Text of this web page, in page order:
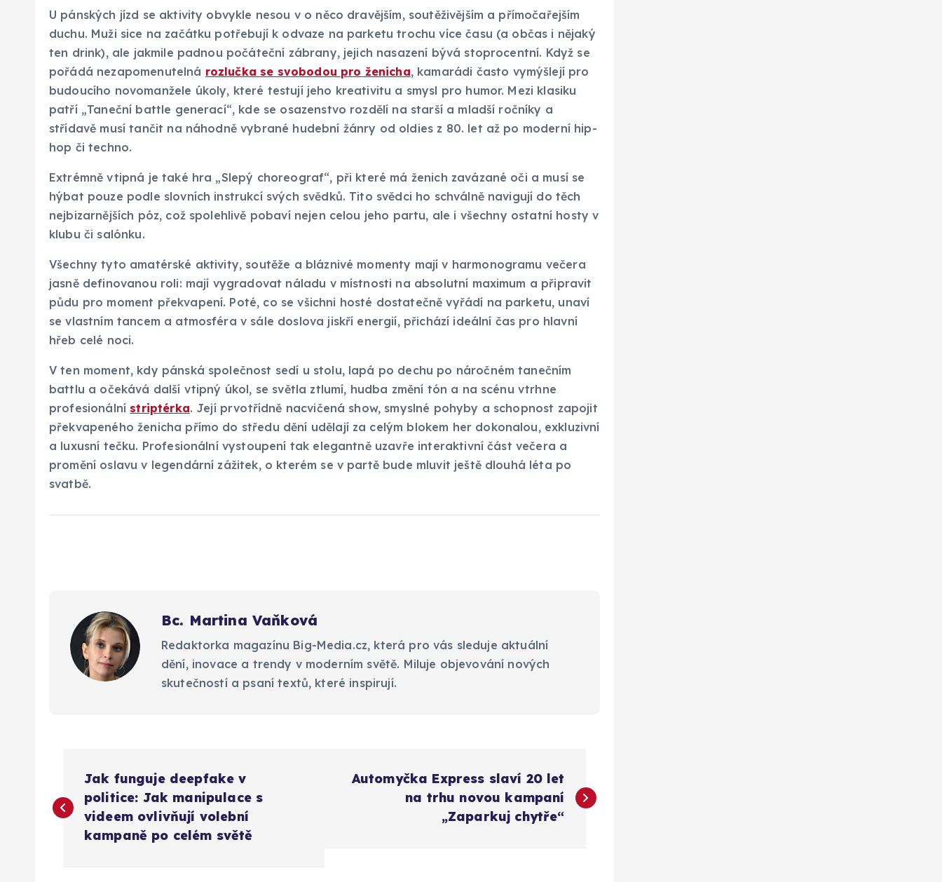
U pánských jízd se aktivity obvykle nesou v o něco dravějším, soutěživějším a přímočařejším
duchu. Muži sice na začátku potřebují k odvaze na parketu trochu více času (a občas i nějaký
ten drink), ale jakmile padnou počáteční zábrany, jejich nasazení bývá stoprocentní. Když se
pořádá nezapomenutelná rozlučka se svobodou pro ženicha, kamarádi často vymýšlejí pro
budoucího novomanžele úkoly, které testují jeho kreativitu a smysl pro humor. Mezi klasiku
patří „Taneční battle generací“, kde se osazenstvo rozdělí na starší a mladší ročníky a
střídavě musí tančit na náhodně vybrané hudební žánry od oldies z 80. let až po moderní hip-
hop či techno.
Extrémně vtipná je také hra „Slepý choreograf“, při které má ženich zavázané oči a musí se
hýbat pouze podle slovních instrukcí svých svědků. Tito svědci ho schválně navigují do těch
nejbizarnějších póz, což spolehlivě pobaví nejen celou jeho partu, ale i všechny ostatní hosty v
klubu či salónku.
Všechny tyto amatérské aktivity, soutěže a bláznivé momenty mají v harmonogramu večera
jasně definovanou roli: mají vygradovat náladu v místnosti na absolutní maximum a připravit
půdu pro moment překvapení. Poté, co se všichni hosté dostatečně vyřádí na parketu, unaví
se vlastním tancem a atmosféra v sále doslova jiskří energií, přichází ideální čas pro hlavní
hřeb celé noci.
V ten moment, kdy pánská společnost sedí u stolu, lapá po dechu po náročném tanečním
battlu a očekává další vtipný úkol, se světla ztlumí, hudba změní tón a na scénu vtrhne
profesionální striptérka. Její prvotřídně nacvičená show, smyslné pohyby a schopnost zapojit
překvapeného ženicha přímo do středu dění udělají za celým blokem her dokonalou, exkluzivní
a luxusní tečku. Profesionální vystoupení tak elegantně uzavře interaktivní část večera a
promění oslavu v legendární zážitek, o kterém se v partě bude mluvit ještě dlouhá léta po
svatbě.
Bc. Martina Vaňková
Redaktorka magazínu Big-Media.cz, která pro vás sleduje aktuální
dění, inovace a trendy v moderním světě. Miluje objevování nových
skutečností a psaní textů, které inspirují.
a
Jak funguje deepfake v
politice: Jak manipulace s
videem ovlivňují volební
kampaně po celém světě
Automyčka Express slaví 20 let
na trhu novou kampaní
„Zaparkuj chytře“